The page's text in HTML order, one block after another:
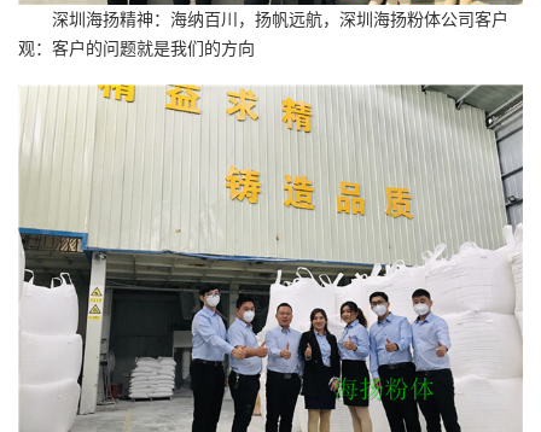
深圳海扬精神：海纳百川，扬帆远航，深圳海扬粉体公司客户
观：客户的问题就是我们的方向